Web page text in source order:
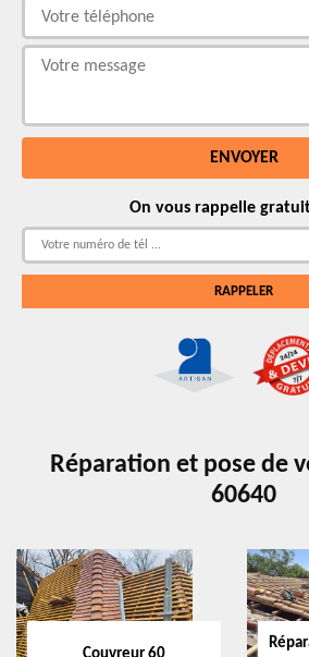
On vous rappelle
Réparation et pose de
60640
Couvreur 60